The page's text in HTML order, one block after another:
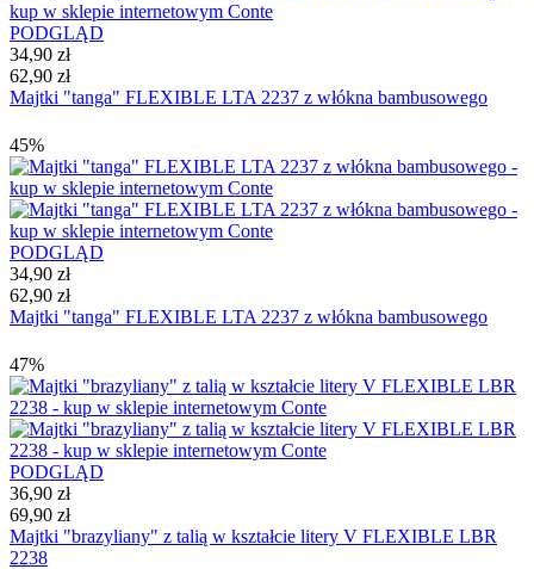
PODGLĄD
34,90 zł
62,90 zł
Majtki "tanga" FLEXIBLE LTA 2237 z włókna bambusowego
45%
PODGLĄD
34,90 zł
62,90 zł
Majtki "tanga" FLEXIBLE LTA 2237 z włókna bambusowego
47%
PODGLĄD
36,90 zł
69,90 zł
Majtki "brazyliany" z talią w kształcie litery V FLEXIBLE LBR
2238